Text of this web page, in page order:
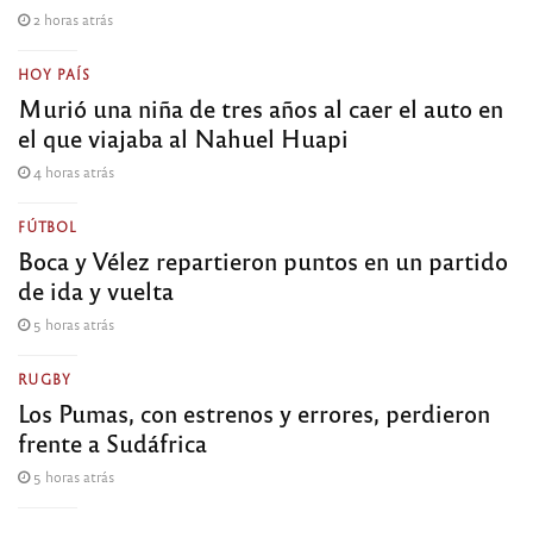
2 horas atrás
HOY PAÍS
Murió una niña de tres años al caer el auto en
el que viajaba al Nahuel Huapi
4 horas atrás
FÚTBOL
Boca y Vélez repartieron puntos en un partido
de ida y vuelta
5 horas atrás
RUGBY
Los Pumas, con estrenos y errores, perdieron
frente a Sudáfrica
5 horas atrás